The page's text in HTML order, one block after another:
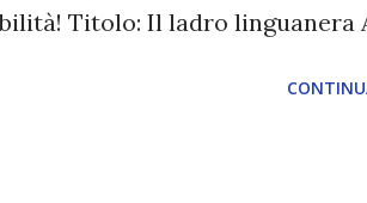
Titolo: Il ladro linguanera